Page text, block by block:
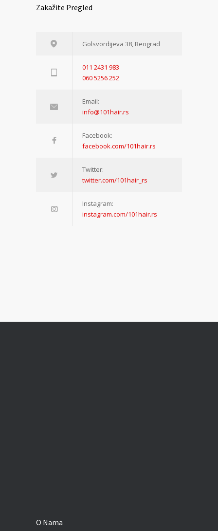
Zakažite Pregled
Golsvordijeva 38, Beograd
011 2431 983
060 5256 252
Email:
info@101hair.rs
Facebook:
facebook.com/101hair.rs
Twitter:
twitter.com/101hair_rs
Instagram:
instagram.com/101hair.rs
O Nama